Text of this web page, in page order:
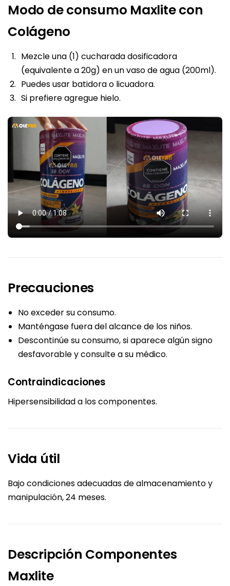
Modo de consumo Maxlite con
Colágeno
Mezcle una (1) cucharada dosificadora
(equivalente a 20g) en un vaso de agua (200ml).
Puedes usar batidora o licuadora.
Si prefiere agregue hielo.
Precauciones
No exceder su consumo.
Manténgase fuera del alcance de los niños.
Descontinúe su consumo, si aparece algún signo
desfavorable y consulte a su médico.
Contraindicaciones
Hipersensibilidad a los componentes.
Vida útil
Bajo condiciones adecuadas de almacenamiento y
manipulación, 24 meses.
Descripción Componentes
Maxlite